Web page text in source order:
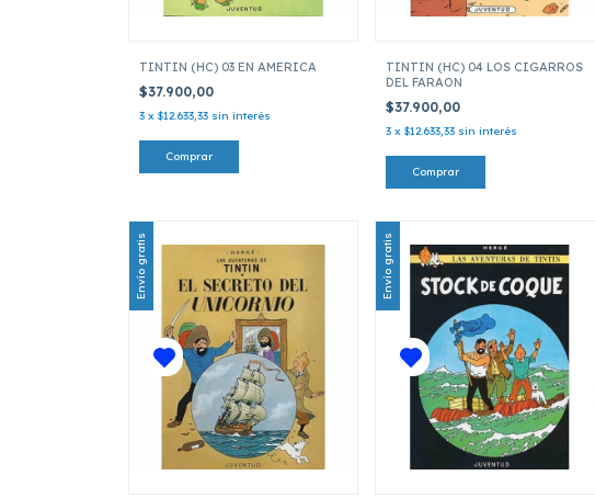
TINTIN (HC) 03 EN AMERICA
$37.900,00
3 x $12.633,33 sin interés
TINTIN (HC) 04 LOS CIGARROS
DEL FARAON
$37.900,00
3 x $12.633,33 sin interés
Envío gratis Envío gratis